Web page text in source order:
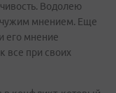
Водолею
чужим мнением. Еще
его мнение
все при своих